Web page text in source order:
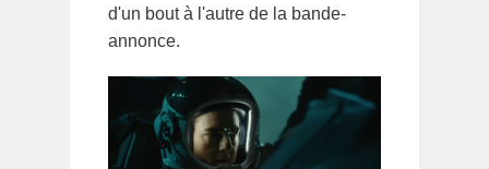
d'un bout à l'autre de la bande-
annonce.